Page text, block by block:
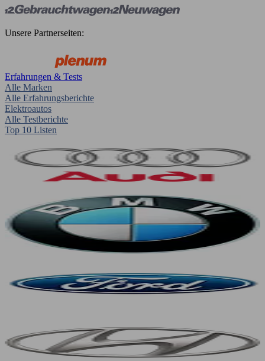
Unsere Partnerseiten:
Erfahrungen & Tests
Alle Marken
Alle Erfahrungsberichte
Elektroautos
Alle Testberichte
Top 10 Listen